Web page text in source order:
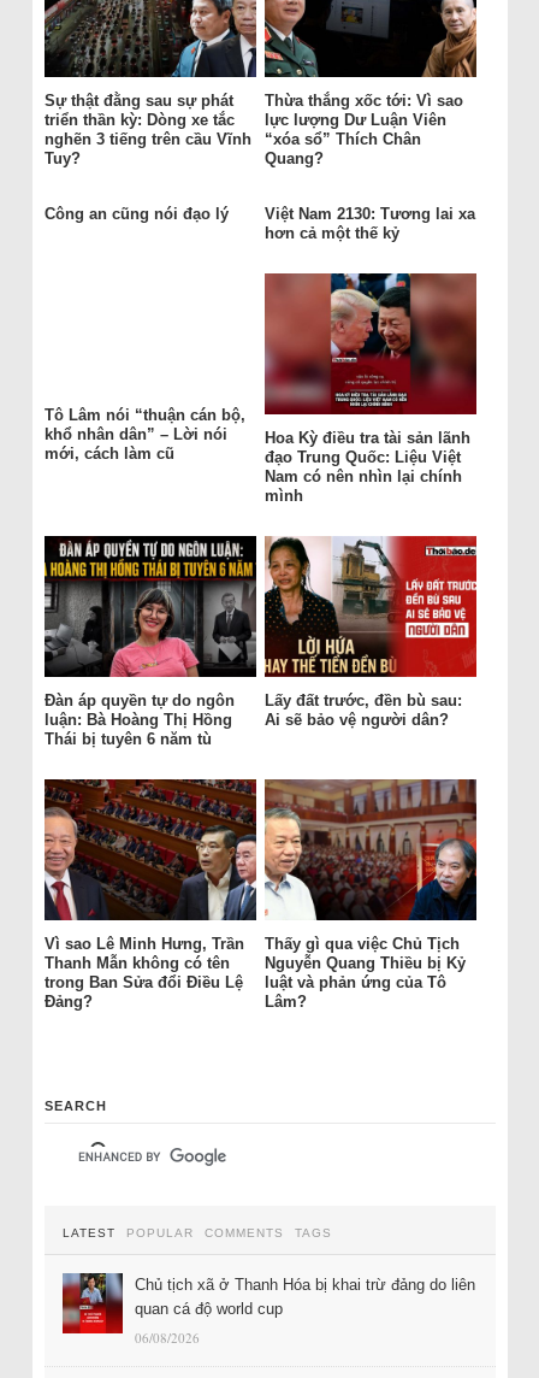
Sự thật đằng sau sự phát
triển thần kỳ: Dòng xe tắc
nghẽn 3 tiếng trên cầu Vĩnh
Tuy?
Thừa thắng xốc tới: Vì sao
lực lượng Dư Luận Viên
“xóa sổ” Thích Chân
Quang?
Công an cũng nói đạo lý
Việt Nam 2130: Tương lai xa
hơn cả một thế kỷ
Tô Lâm nói “thuận cán bộ,
khổ nhân dân” – Lời nói
mới, cách làm cũ
Hoa Kỳ điều tra tài sản lãnh
đạo Trung Quốc: Liệu Việt
Nam có nên nhìn lại chính
mình
Đàn áp quyền tự do ngôn
luận: Bà Hoàng Thị Hồng
Thái bị tuyên 6 năm tù
Lấy đất trước, đền bù sau:
Ai sẽ bảo vệ người dân?
Vì sao Lê Minh Hưng, Trần
Thanh Mẫn không có tên
trong Ban Sửa đổi Điều Lệ
Đảng?
Thấy gì qua việc Chủ Tịch
Nguyễn Quang Thiều bị Kỷ
luật và phản ứng của Tô
Lâm?
SEARCH
LATEST POPULAR COMMENTS TAGS
Chủ tịch xã ở Thanh Hóa bị khai trừ đảng do liên
quan cá độ world cup
06/08/2026